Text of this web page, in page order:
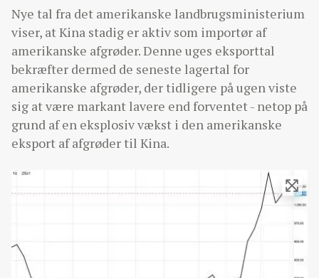
Nye tal fra det amerikanske landbrugsministerium
viser, at Kina stadig er aktiv som importør af
amerikanske afgrøder. Denne uges eksporttal
bekræfter dermed de seneste lagertal for
amerikanske afgrøder, der tidligere på ugen viste
sig at være markant lavere end forventet - netop på
grund af en eksplosiv vækst i den amerikanske
eksport af afgrøder til Kina.